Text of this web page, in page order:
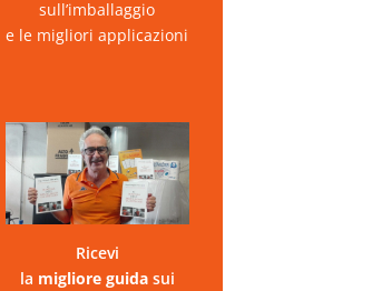
sull’imballaggio
e le migliori applicazioni
Ricevi
la migliore guidasui